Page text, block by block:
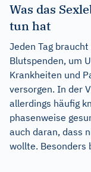
Was das
tun hat
Jeden Tag
Blutspenden, um
Krankheiten und
versorgen. In der
allerdings häufig
phasenweise
auch daran, dass
wollte. Besonders